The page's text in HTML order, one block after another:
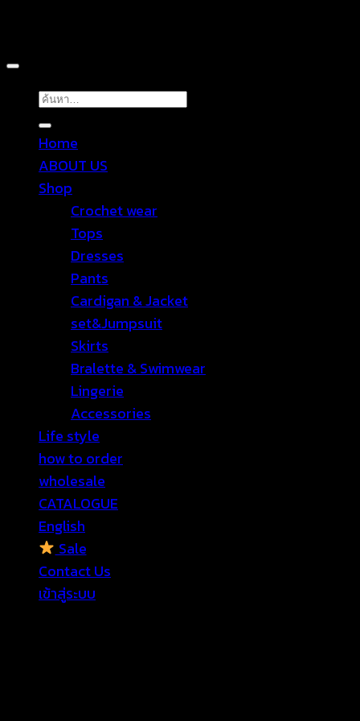
ค้นหา:
Home
ABOUT US
Shop
Crochet wear
Tops
Dresses
Pants
Cardigan & Jacket
set&Jumpsuit
Skirts
Bralette & Swimwear
Lingerie
Accessories
Life style
how to order
wholesale
CATALOGUE
English
Sale
Contact Us
เข้าสู่ระบบ